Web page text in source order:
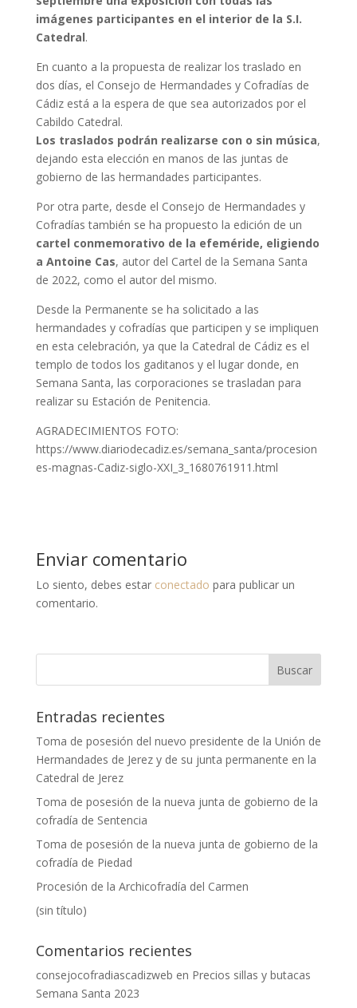
imágenes participantes en el interior de la S.I.
Catedral.
En cuanto a la propuesta de realizar los traslado en
dos días, el Consejo de Hermandades y Cofradías de
Cádiz está a la espera de que sea autorizados por el
Cabildo Catedral.
Los traslados podrán realizarse con o sin música,
dejando esta elección en manos de las juntas de
gobierno de las hermandades participantes.
Por otra parte, desde el Consejo de Hermandades y
Cofradías también se ha propuesto la edición de un
cartel conmemorativo de la efeméride, eligiendo
a Antoine Cas, autor del Cartel de la Semana Santa
de 2022, como el autor del mismo.
Desde la Permanente se ha solicitado a las
hermandades y cofradías que participen y se impliquen
en esta celebración, ya que la Catedral de Cádiz es el
templo de todos los gaditanos y el lugar donde, en
Semana Santa, las corporaciones se trasladan para
realizar su Estación de Penitencia.
AGRADECIMIENTOS FOTO:
https://www.diariodecadiz.es/semana_santa/procesion
es-magnas-Cadiz-siglo-XXI_3_1680761911.html
Enviar comentario
Lo siento, debes estar conectado para publicar un
comentario.
Entradas recientes
Toma de posesión del nuevo presidente de la Unión de
Hermandades de Jerez y de su junta permanente en la
Catedral de Jerez
Toma de posesión de la nueva junta de gobierno de la
cofradía de Sentencia
Toma de posesión de la nueva junta de gobierno de la
cofradía de Piedad
Procesión de la Archicofradía del Carmen
(sin título)
Comentarios recientes
consejocofradiascadizweb en Precios sillas y butacas
Semana Santa 2023